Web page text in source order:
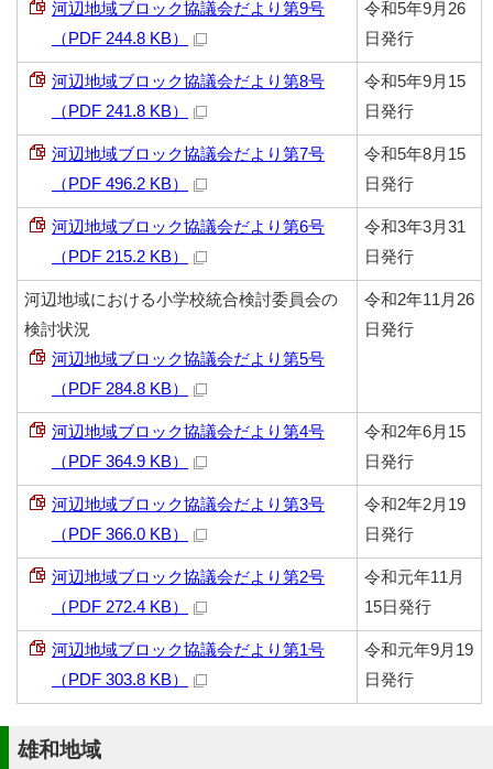
河辺地域ブロック協議会だより第9号
（PDF 244.8 KB）
令和5年9月26
日発行
河辺地域ブロック協議会だより第8号
（PDF 241.8 KB）
令和5年9月15
日発行
河辺地域ブロック協議会だより第7号
（PDF 496.2 KB）
令和5年8月15
日発行
河辺地域ブロック協議会だより第6号
（PDF 215.2 KB）
令和3年3月31
日発行
河辺地域における小学校統合検討委員会の
検討状況
河辺地域ブロック協議会だより第5号
（PDF 284.8 KB）
令和2年11月26
日発行
河辺地域ブロック協議会だより第4号
（PDF 364.9 KB）
令和2年6月15
日発行
河辺地域ブロック協議会だより第3号
（PDF 366.0 KB）
令和2年2月19
日発行
河辺地域ブロック協議会だより第2号
（PDF 272.4 KB）
令和元年11月
15日発行
河辺地域ブロック協議会だより第1号
（PDF 303.8 KB）
令和元年9月19
日発行
雄和地域